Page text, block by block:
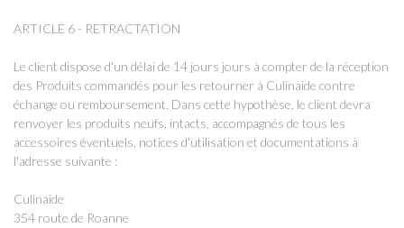
ARTICLE 6 - RETRACTATION
Le client dispose d'un délai de 14 jours jours à compter de la réception
des Produits commandés pour les retourner à Culinaide contre
échange ou remboursement. Dans cette hypothèse, le client devra
renvoyer les produits neufs, intacts, accompagnés de tous les
accessoires éventuels, notices d'utilisation et documentations à
l'adresse suivante :
Culinaide
354 route de Roanne